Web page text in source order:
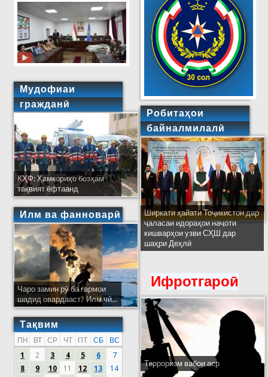
Мудофиаи
гражданӣ
КҲФ: Ҳамкориҳо бозҳам
тақвият ёфтаанд
Илм ва фанноварӣ
Чаро замин рӯ ба гармои
шадид овардааст? Илм чӣ...
Тақвим
ПН ВТ СР ЧТ ПТ СБ
ВС
1
2 3 4 5 6
7
8
9 10 11 12 13
14
Робитаҳои
байналмилалӣ
Ширкати ҳайати Тоҷикистон дар
ҷаласаи идораҳои наҷоти
кишварҳои узви СҲШ дар
шаҳри Деҳлӣ
Ифротгароӣ
Терроризм вабои аср